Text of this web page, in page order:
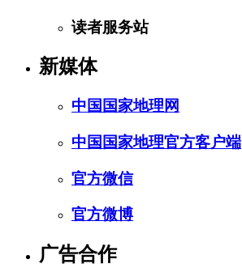
读者服务站
新媒体
中国国家地理网
中国国家地理官方客户端
官方微信
官方微博
广告合作